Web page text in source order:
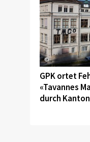
©
GPK ortet
«Tavannes
durch